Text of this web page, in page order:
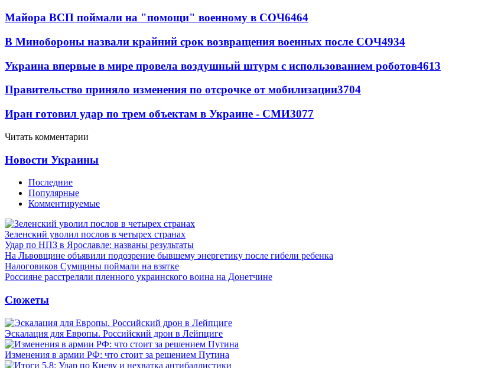
Майора ВСП поймали на "помощи" военному в СОЧ6464
В Минобороны назвали крайний срок возвращения военных после СОЧ4934
Украина впервые в мире провела воздушный штурм с использованием роботов4613
Правительство приняло изменения по отсрочке от мобилизации3704
Иран готовил удар по трем объектам в Украине - СМИ3077
Читать комментарии
Новости Украины
Последние
Популярные
Комментируемые
Зеленский уволил послов в четырех странах
Удар по НПЗ в Ярославле: названы результаты
На Львовщине объявили подозрение бывшему энергетику после гибели ребенка
Налоговиков Сумщины поймали на взятке
Россияне расстреляли пленного украинского воина на Донетчине
Сюжеты
Эскалация для Европы. Российский дрон в Лейпциге
Изменения в армии РФ: что стоит за решением Путина